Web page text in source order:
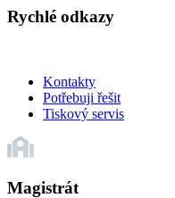
Rychlé odkazy
Kontakty
Potřebuji řešit
Tiskový servis
Magistrát